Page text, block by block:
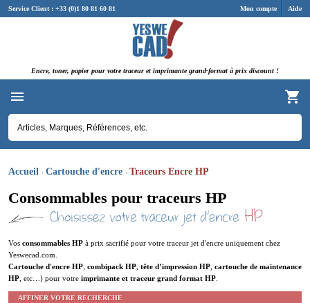
Mon compte Aide
Service Client : +33 (0)1 80 81 60 81
Encre, toner, papier pour votre traceur et imprimante grand-format à prix discount !
Accueil Cartouche d'encre Traceurs Encre HP
Consommables pour traceurs HP
Vos consommables HP à prix sacrifié pour votre traceur jet d'encre uniquement chez
Yeswecad.com.
Cartouche d'encre HP combipack HP tête d’impression HP cartouche de maintenance
HP , etc…) pour votre imprimante et traceur grand format HP
AFFINER VOTRE RECHERCHE
Panneau de gestion des cookies